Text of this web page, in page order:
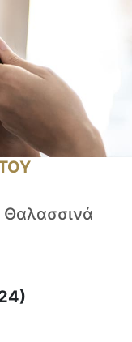
Θαλασσινά